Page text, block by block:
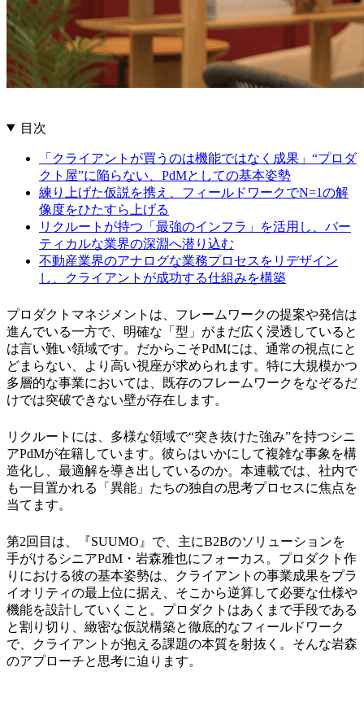
目次
「クライアントが買うのは機能ではなく成果」“プロダ
クト屋”に陥らない、PdMとしての基本姿勢
練り上げた仮説を携え、フィールドワークでN=1の解
像度をひたすら上げる
リクルートが持つ「最強のインフラ」を活用し、バー
ティカルな業界の深淵へ潜り込む
不動産業界のアナログな業務プロセスをリデザイン
し、クライアントが成功する仕組みを構築
プロダクトマネジメントは、フレームワークの提案や発信は
進んでいる一方で、明確な「型」がまだ広く浸透していると
は言い難い領域です。だからこそPdMには、通常の視点にと
どまらない、より高い視座が求められます。特に大規模かつ
多層的な事業においては、既存のフレームワークをなぞるだ
けでは突破できない壁が存在します。
リクルートには、多様な領域で“突き抜けた強み”を持つシニ
アPdMが在籍しています。彼らはいかにして複雑な事象を構
造化し、最適解を導き出しているのか。本連載では、社内で
も一目置かれる「異能」たちの独自の思考プロセスに焦点を
当てます。
第2回目は、『SUUMO』で、主にB2Bのソリューションを
手がけるシニアPdM・岩森雅也にフォーカス。プロダクト作
りにおける彼の基本姿勢は、クライアントの事業成果をプラ
イオリティの最上位に据え、そこから逆算して必要な仕様や
機能を設計していくこと。プロダクトはあくまで手段である
と割り切り、緻密な仮説構築と徹底的なフィールドワーク
で、クライアントが抱える課題の本質を射抜く。そんな岩森
のアプローチと思考に迫ります。